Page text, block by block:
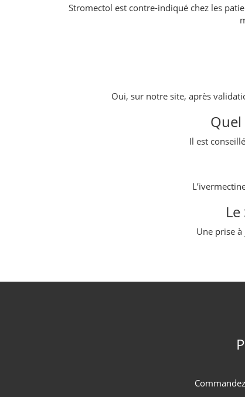
Stromectol est contre-indiqué chez les
Oui, sur notre site, après
Il est
Une prise